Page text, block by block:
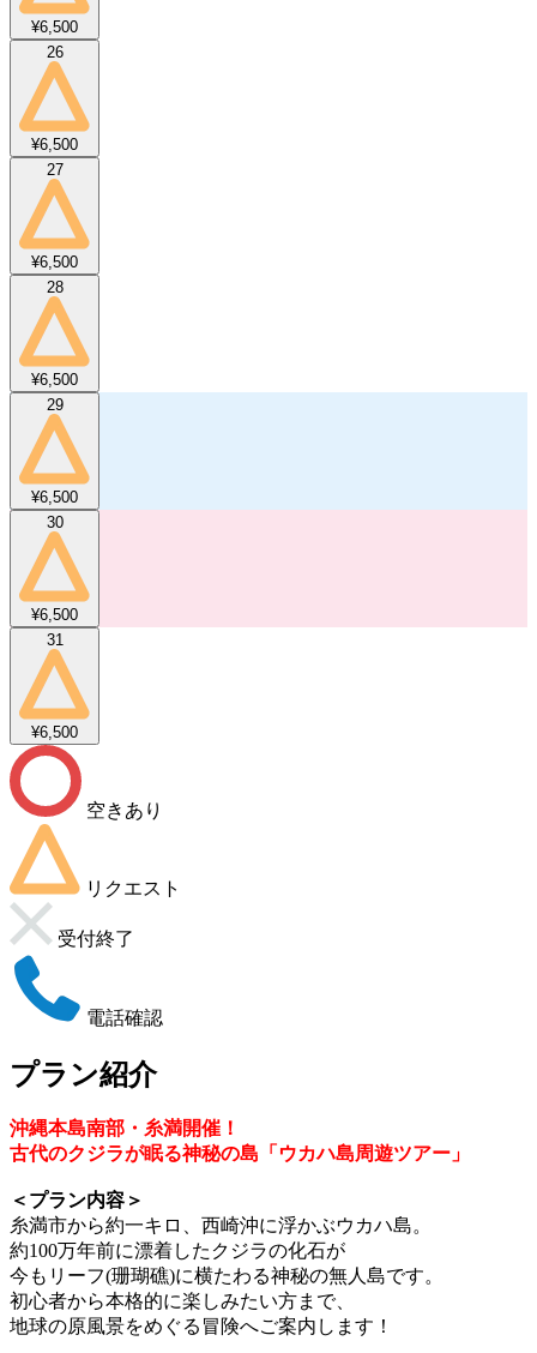
¥6,500
26
¥6,500
27
¥6,500
28
¥6,500
29
¥6,500
30
¥6,500
31
¥6,500
空きあり
リクエスト
受付終了
電話確認
プラン紹介
沖縄本島南部・糸満開催！
古代のクジラが眠る神秘の島「ウカハ島周遊ツアー」
＜プラン内容＞
糸満市から約一キロ、西崎沖に浮かぶウカハ島。
約100万年前に漂着したクジラの化石が
今もリーフ(珊瑚礁)に横たわる神秘の無人島です。
初心者から本格的に楽しみたい方まで、
地球の原風景をめぐる冒険へご案内します！